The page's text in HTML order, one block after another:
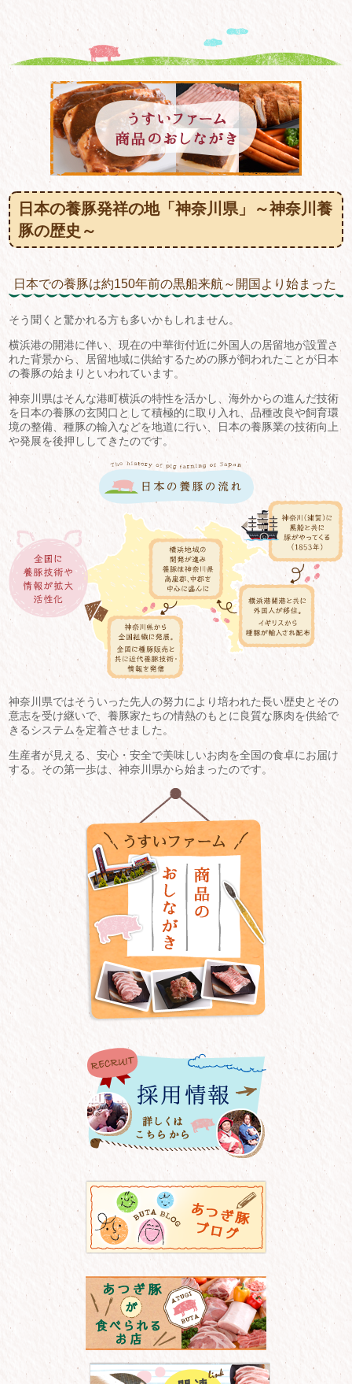
日本の養豚発祥の地「神奈川県」～神奈川養
豚の歴史～
日本での養豚は約150年前の黒船来航～開国より始まった
そう聞くと驚かれる方も多いかもしれません。
横浜港の開港に伴い、現在の中華街付近に外国人の居留地が設置さ
れた背景から、居留地域に供給するための豚が飼われたことが日本
の養豚の始まりといわれています。
神奈川県はそんな港町横浜の特性を活かし、海外からの進んだ技術
を日本の養豚の玄関口として積極的に取り入れ、品種改良や飼育環
境の整備、種豚の輸入などを地道に行い、日本の養豚業の技術向上
や発展を後押ししてきたのです。
神奈川県ではそういった先人の努力により培われた長い歴史とその
意志を受け継いで、養豚家たちの情熱のもとに良質な豚肉を供給で
きるシステムを定着させました。
生産者が見える、安心・安全で美味しいお肉を全国の食卓にお届け
する。その第一歩は、神奈川県から始まったのです。